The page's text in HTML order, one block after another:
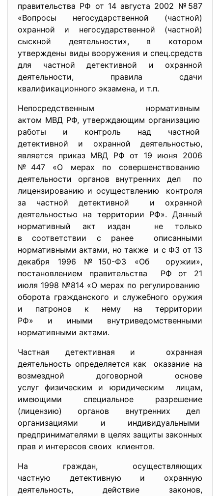
правительства РФ от 14 августа 2002 №587
«Вопросы негосударственной (частной)
охранной и негосударственной (частной)
сыскной деятельности», в котором
утверждены виды вооружения и спец.средств
для частной детективной и охранной
деятельности, правила сдачи
квалификационного экзамена, и т.п.
Непосредственным нормативным
актом МВД РФ, утверждающим организацию
работы и контроль над частной
детективной и охранной деятельностью,
является приказ МВД РФ от 19 июня 2006
№447 «О мерах по совершенствованию
деятельности органов внутренних дел по
лицензированию и осуществлению контроля
за частной детективной и охранной
деятельностью на территории РФ». Данный
нормативный акт издан не только
в соответствии с ранее описанными
нормативными актами, но также и с ФЗ от 13
декабря 1996 №150-ФЗ «Об оружии»,
постановлением правительства РФ от 21
июля 1998 №814 «О мерах по регулированию
оборота гражданского и служебного оружия
и патронов к нему на территории
РФ» и иными внутриведомственными
нормативными актами.
Частная детективная и охранная
деятельность определяется как оказание на
возмездной договорной основе
услуг физическим и юридическим лицам,
имеющими специальное разрешение
(лицензию) органов внутренних дел
организациями и индивидуальными
предпринимателями в целях защиты законных
прав и интересов своих клиентов.
На граждан, осуществляющих
частную детективную и охранную
деятельность, действие законов,